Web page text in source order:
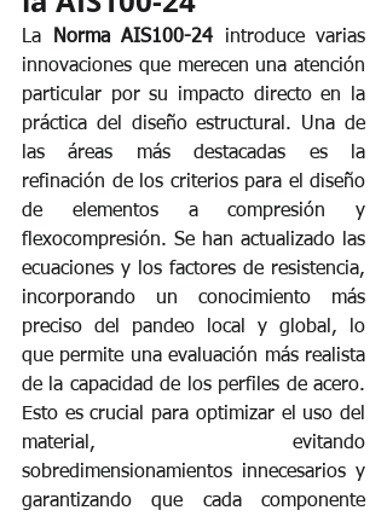
La Norma AIS100-24 introduce varias
innovaciones que merecen una atención
particular por su impacto directo en la
práctica del diseño estructural. Una de
las áreas más destacadas es la
refinación de los criterios para el diseño
de elementos a compresión y
flexocompresión. Se han actualizado las
ecuaciones y los factores de resistencia,
incorporando un conocimiento más
preciso del pandeo local y global, lo
que permite una evaluación más realista
de la capacidad de los perfiles de acero.
Esto es crucial para optimizar el uso del
material, evitando
sobredimensionamientos innecesarios y
garantizando que cada componente